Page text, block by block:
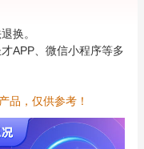
换。
APP、微信小程序等多
品，仅供参考！